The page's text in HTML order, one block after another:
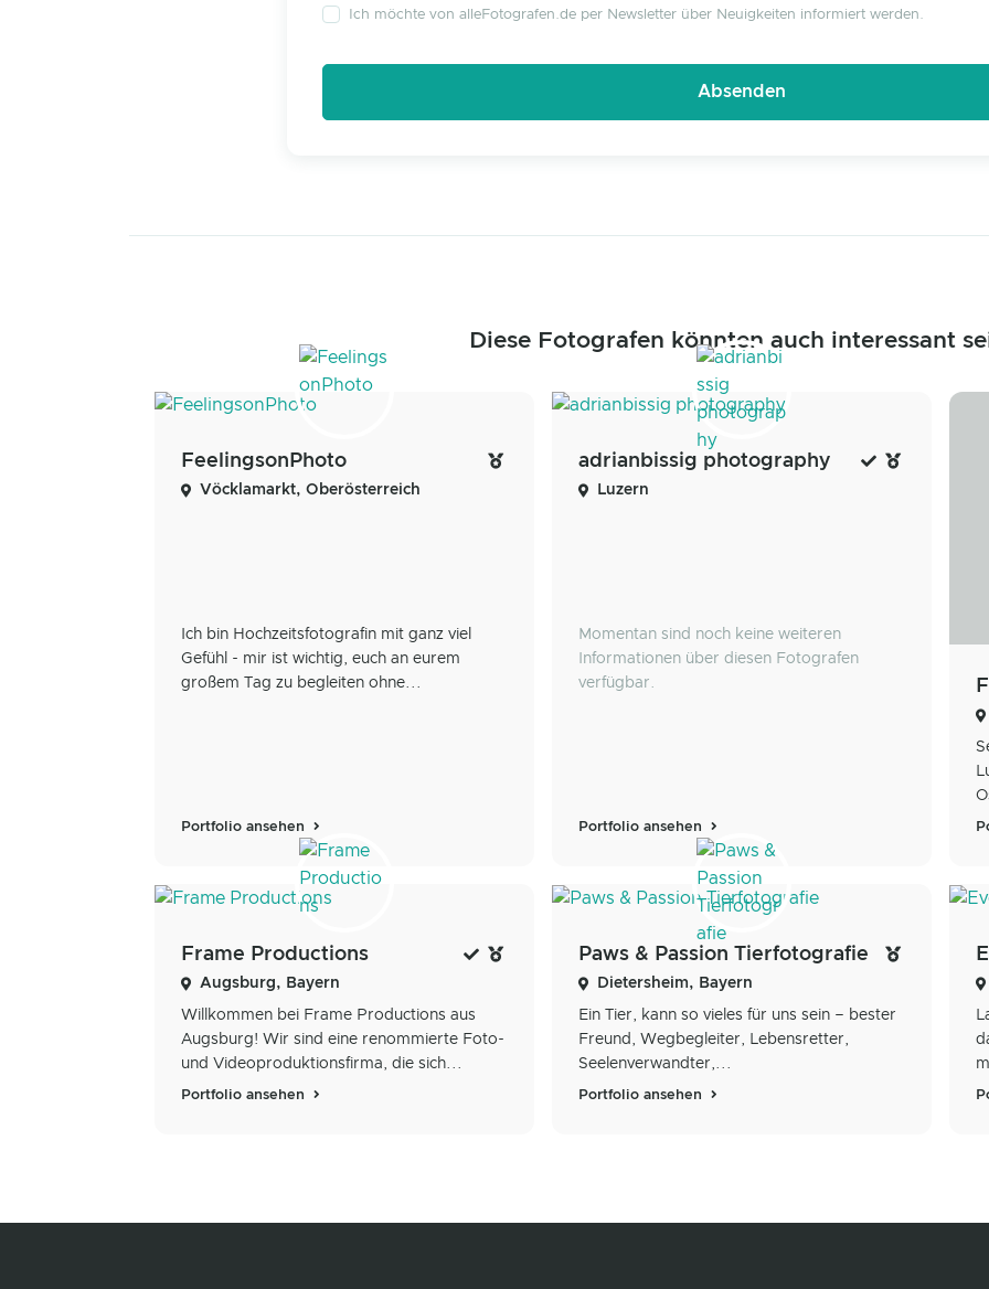
Ich möchte von alleFotografen.de per Newsletter über Neuigkeiten informiert werden.
Diese Fotografen könnten auch interessant
FeelingsonPhoto
Vöcklamarkt, Oberösterreich
Ich bin Hochzeitsfotografin mit ganz viel
Gefühl - mir ist wichtig, euch an eurem
großem Tag zu begleiten ohne...
Portfolio ansehen
adrianbissig photography
Luzern
Momentan sind noch keine weiteren
Informationen über diesen Fotografen
verfügbar.
Portfolio ansehen
Frame Productions
Augsburg, Bayern
Willkommen bei Frame Productions aus
Augsburg! Wir sind eine renommierte Foto-
und Videoproduktionsfirma, die sich...
Portfolio ansehen
Paws & Passion Tierfotografie
Dietersheim, Bayern
Ein Tier, kann so vieles für uns sein – bester
Freund, Wegbegleiter, Lebensretter,
Seelenverwandter,...
Portfolio ansehen